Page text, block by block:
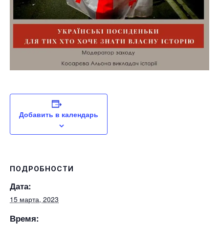
Добавить в календарь
ПОДРОБНОСТИ
Дата:
15 марта, 2023
Время: